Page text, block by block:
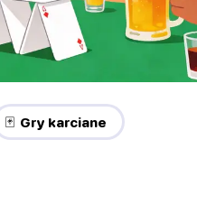
🃏 Gry karciane